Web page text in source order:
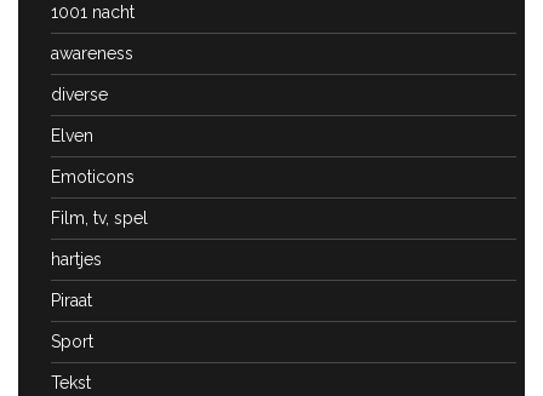
1001 nacht
awareness
diverse
Elven
Emoticons
Film, tv, spel
hartjes
Piraat
Sport
Tekst